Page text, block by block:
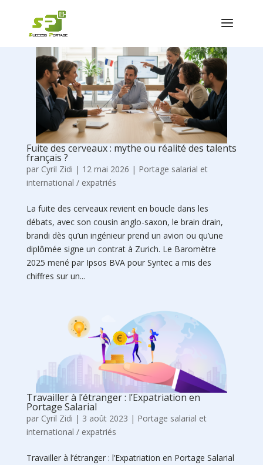
Fuite des cerveaux : mythe ou réalité des talents
français ?
par Cyril Zidi | 12 mai 2026 | Portage salarial et
international / expatriés
La fuite des cerveaux revient en boucle dans les
débats, avec son cousin anglo-saxon, le brain drain,
brandi dès qu’un ingénieur prend un avion ou qu’une
diplômée signe un contrat à Zurich. Le Baromètre
2025 mené par Ipsos BVA pour Syntec a mis des
chiffres sur un...
Travailler à l’étranger : l’Expatriation en
Portage Salarial
par Cyril Zidi | 3 août 2023 | Portage salarial et
international / expatriés
Travailler à l’étranger : l’Expatriation en Portage Salarial